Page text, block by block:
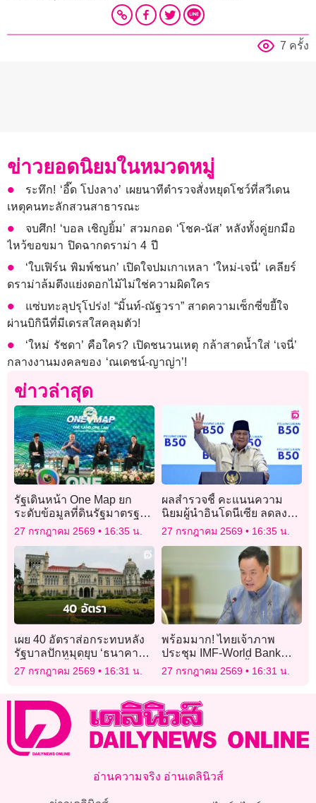
7 ครั้ง
ข่าวยอดนิยมในหมวดหมู่
ระทึก! ‘อี๊ด โปงลาง’ เผยนาทีตำรวจสั่งหยุดโชว์ที่สวีเดน
เหตุคนทะลักสวนสาธารณะ
จบศึก! ‘บอล เชิญยิ้ม’ สวมกอด ‘โชค-นัส’ หลังทั้งคู่ยกมือ
ไหว้ขอขมา ปิดฉากดราม่า 4 ปี
‘ใบเฟิร์น พิมพ์ชนก’ เปิดใจปมเกาเหลา ‘ใหม่-เจนี่’ เคลียร์
ดราม่าล้มตึงแย่งดอกไม้ไม่ใช่ความผิดใคร
แซ่บทะลุปรุโปร่ง! “มิ้นท์-ณัฐวรา” สาดความเซ็กซี่ขยี้ใจ
ผ่านบิกินีที่มีเดรสใสคลุมตัว!
‘ใหม่ รัชดา’ คือใคร? เปิดชนวนเหตุ กล้าสาดน้ำใส่ ‘เจนี่’
กลางงานมงคลของ ‘ณเดชน์-ญาญ่า’!
ข่าวล่าสุด
รัฐเดินหน้า One Map ยก
ระดับข้อมูลที่ดินรัฐมาตรฐาน
เดียว
27 กรกฎาคม 2569 16:35 น.
ผลสำรวจชี้ คะแนนความ
นิยมผู้นำอินโดนีเซีย ลดลง
เหลือ 51.1%
27 กรกฎาคม 2569 16:35 น.
เผย 40 อัตราส่อกระทบหลัง
รัฐบาลปักหมุดยุบ ‘ธนาคาร
ที่ดิน’ ก.ย.นี้-เล็ง ป.ย.ป. เป้าต่อ
27 กรกฎาคม 2569 16:31 น.
พร้อมมาก! ไทยเจ้าภาพ
ประชุม IMF-World Bank
2026 12-18 ต.ค.นี้
27 กรกฎาคม 2569 16:31 น.
อ่านความจริง อ่านเดลินิวส์